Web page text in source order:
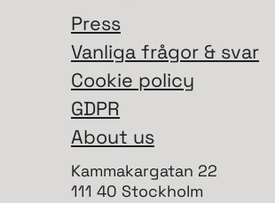
Press
Vanliga frågor & svar
Cookie policy
GDPR
About us
Kammakargatan 22
111 40 Stockholm